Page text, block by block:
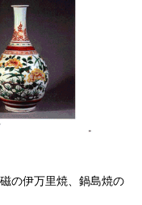
の伊万里焼、鍋島焼の